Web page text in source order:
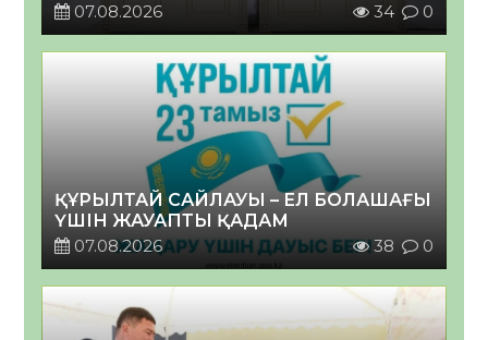
07.08.2026
34 0
ҚҰРЫЛТАЙ САЙЛАУЫ – ЕЛ БОЛАШАҒЫ
ҮШІН ЖАУАПТЫ ҚАДАМ
07.08.2026
38 0